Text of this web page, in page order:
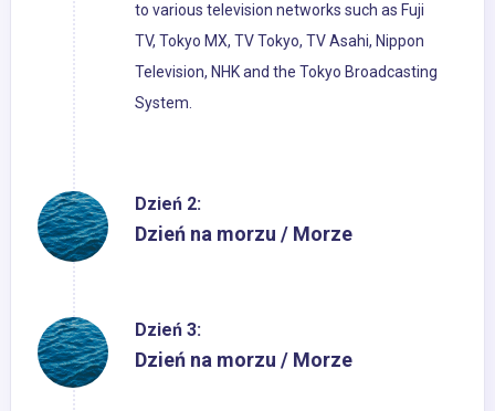
to various television networks such as Fuji
TV, Tokyo MX, TV Tokyo, TV Asahi, Nippon
Television, NHK and the Tokyo Broadcasting
System.
Dzień 2:
Dzień na morzu / Morze
Dzień 3:
Dzień na morzu / Morze